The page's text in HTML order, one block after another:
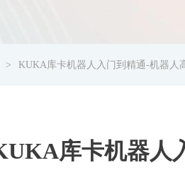
KUKA库卡机器人入门到精通-机器人
库卡机器人